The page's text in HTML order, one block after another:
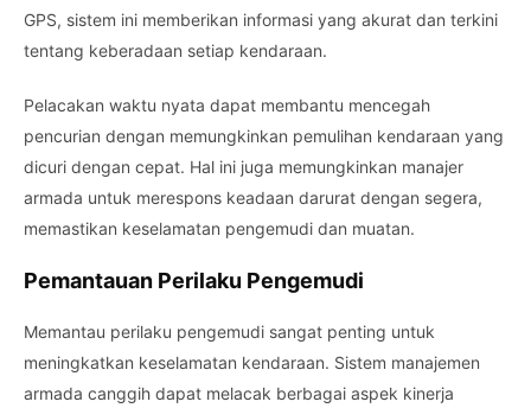
GPS, sistem ini memberikan informasi yang akurat dan terkini
tentang keberadaan setiap kendaraan.
Pelacakan waktu nyata dapat membantu mencegah
pencurian dengan memungkinkan pemulihan kendaraan yang
dicuri dengan cepat. Hal ini juga memungkinkan manajer
armada untuk merespons keadaan darurat dengan segera,
memastikan keselamatan pengemudi dan muatan.
Pemantauan Perilaku Pengemudi
Memantau perilaku pengemudi sangat penting untuk
meningkatkan keselamatan kendaraan. Sistem manajemen
armada canggih dapat melacak berbagai aspek kinerja